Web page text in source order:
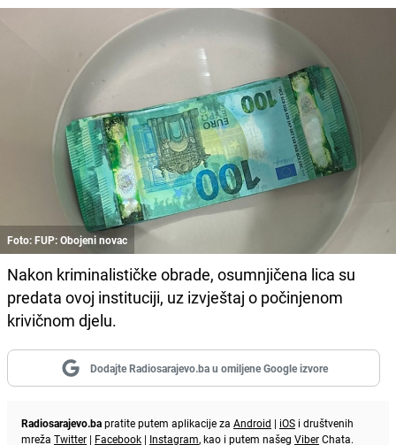
Foto: FUP: Obojeni novac
Nakon kriminalističke obrade, osumnjičena lica su
predata ovoj instituciji, uz izvještaj o počinjenom
krivičnom djelu.
Dodajte Radiosarajevo.ba u omiljene Google izvore
Radiosarajevo.bapratite putem aplikacije za Android | iOS i društvenih
mreža Twitter | Facebook | Instagram, kao i putem našeg ViberChata.